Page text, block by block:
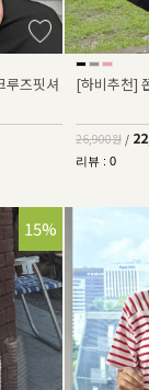
루즈핏셔
[하비추천]
26,900원 /
리뷰 : 0
15%